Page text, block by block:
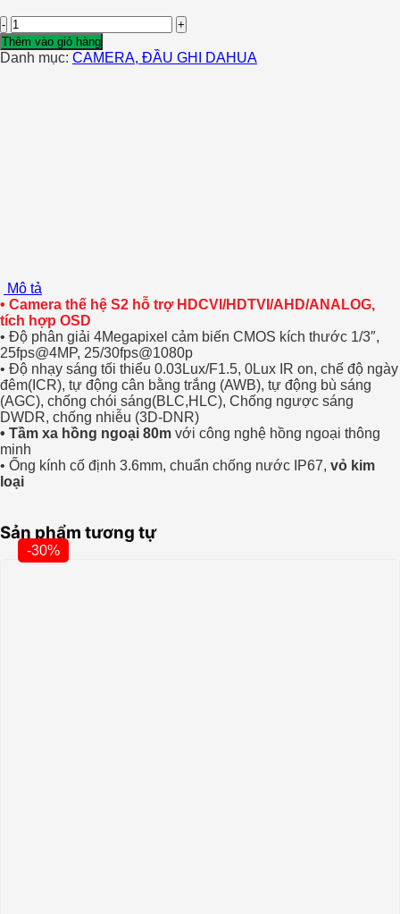
Camera
HDCVI
4MP:
Thêm vào giỏ hàng
Danh mục: CAMERA, ĐẦU GHI DAHUA
Mô tả
• Camera thế hệ S2 hỗ trợ HDCVI/HDTVI/AHD/ANALOG,
tích hợp OSD
• Độ phân giải 4Megapixel cảm biến CMOS kích thước 1/3″,
25fps@4MP, 25/30fps@1080p
• Độ nhạy sáng tối thiểu 0.03Lux/F1.5, 0Lux IR on, chế độ ngày
đêm(ICR), tự động cân bằng trắng (AWB), tự động bù sáng
(AGC), chống chói sáng(BLC,HLC), Chống ngược sáng
DWDR, chống nhiễu (3D-DNR)
• Tầm xa hồng ngoại 80m với công nghệ hồng ngoại thông
minh
• Ống kính cố định 3.6mm, chuẩn chống nước IP67, vỏ kim
loại
Sản phẩm tương tự
-30%